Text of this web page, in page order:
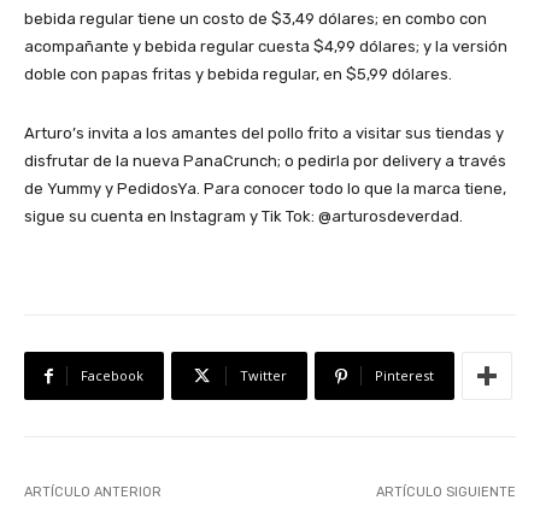
bebida regular tiene un costo de $3,49 dólares; en combo con
acompañante y bebida regular cuesta $4,99 dólares; y la versión
doble con papas fritas y bebida regular, en $5,99 dólares.
Arturo’s invita a los amantes del pollo frito a visitar sus tiendas y
disfrutar de la nueva PanaCrunch; o pedirla por delivery a través
de Yummy y PedidosYa. Para conocer todo lo que la marca tiene,
sigue su cuenta en Instagram y Tik Tok: @arturosdeverdad.
Facebook Twitter Pinterest
ARTÍCULO ANTERIOR ARTÍCULO SIGUIENTE